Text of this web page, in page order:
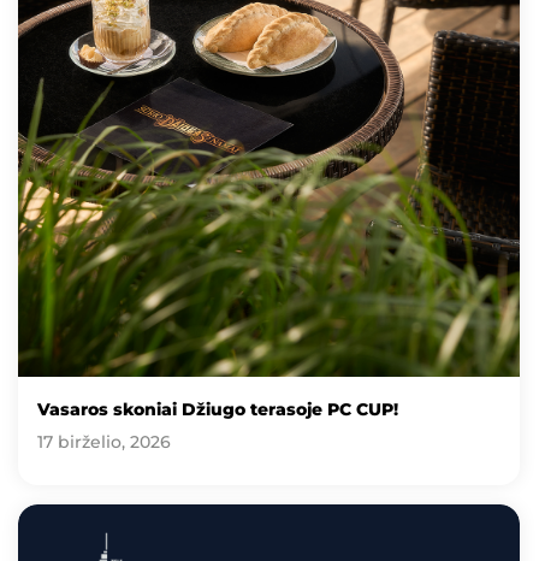
Vasaros skoniai Džiugo terasoje PC CUP!
17 birželio, 2026